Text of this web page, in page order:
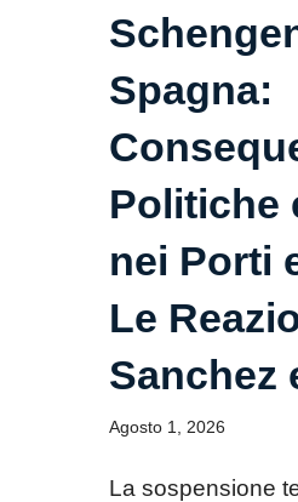
Spagna:
Politiche
nei Porti
Le
Sanchez
Agosto 1, 2026
La sospensione